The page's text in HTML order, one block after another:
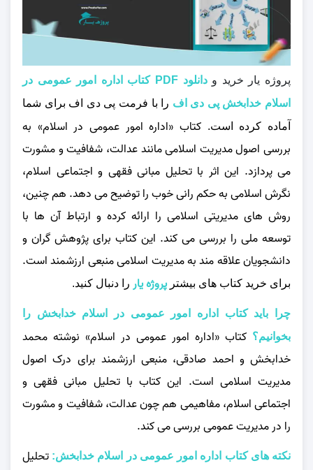
پروژه یار خرید و
دانلود PDF کتاب اداره امور عمومی در
اسلام خدابخش پی دی اف را با فرمت پی دی اف برای شما
آماده کرده است. کتاب «اداره امور عمومی در اسلام» به
بررسی اصول مدیریت اسلامی مانند عدالت، شفافیت و مشورت
می‌ پردازد. این اثر با تحلیل مبانی فقهی و اجتماعی اسلام،
نگرش اسلامی به حکم رانی خوب را توضیح می‌ دهد. هم چنین،
روش‌ های مدیریتی اسلامی را ارائه کرده و ارتباط آن‌ ها با
توسعه ملی را بررسی می‌ کند. این کتاب برای پژوهش گران و
دانشجویان علاقه‌ مند به مدیریت اسلامی منبعی ارزشمند است.
برای خرید کتاب های بیشتر پروژه یار را دنبال کنید.
چرا باید کتاب اداره امور عمومی در اسلام خدابخش را
بخوانیم؟ کتاب «اداره امور عمومی در اسلام» نوشته محمد
خدابخش و احمد صادقی، منبعی ارزشمند برای درک اصول
مدیریت اسلامی است. این کتاب با تحلیل مبانی فقهی و
اجتماعی اسلام، مفاهیمی هم چون عدالت، شفافیت و مشورت
را در مدیریت عمومی بررسی می‌ کند.
نکته های کتاب اداره امور عمومی در اسلام خدابخش: تحلیل